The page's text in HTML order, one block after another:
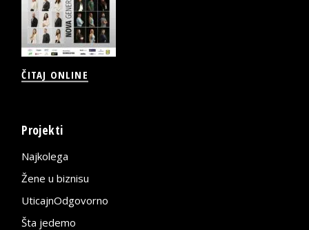
ČITAJ ONLINE
Projekti
Najkolega
Žene u biznisu
UticajnOdgovorno
Šta jedemo